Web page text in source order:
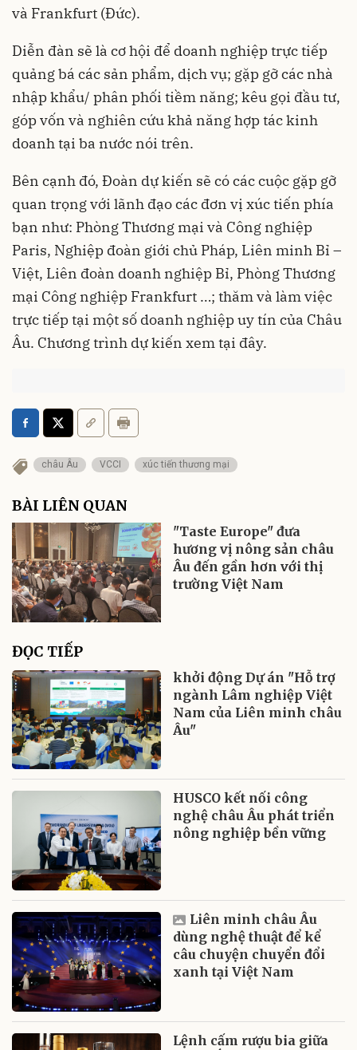
và Frankfurt (Đức).
Diễn đàn sẽ là cơ hội để doanh nghiệp trực tiếp
quảng bá các sản phẩm, dịch vụ; gặp gỡ các nhà
nhập khẩu/ phân phối tiềm năng; kêu gọi đầu tư,
góp vốn và nghiên cứu khả năng hợp tác kinh
doanh tại ba nước nói trên.
Bên cạnh đó, Đoàn dự kiến sẽ có các cuộc gặp gỡ
quan trọng với lãnh đạo các đơn vị xúc tiến phía
bạn như: Phòng Thương mại và Công nghiệp
Paris, Nghiệp đoàn giới chủ Pháp, Liên minh Bỉ –
Việt, Liên đoàn doanh nghiệp Bỉ, Phòng Thương
mại Công nghiệp Frankfurt …; thăm và làm việc
trực tiếp tại một số doanh nghiệp uy tín của Châu
Âu. Chương trình dự kiến xem tại đây.
châu Âu VCCI xúc tiến thương mại
BÀI LIÊN QUAN
"Taste Europe" đưa
hương vị nông sản châu
Âu đến gần hơn với thị
trường Việt Nam
ĐỌC TIẾP
khởi động Dự án "Hỗ trợ
ngành Lâm nghiệp Việt
Nam của Liên minh châu
Âu"
HUSCO kết nối công
nghệ châu Âu phát triển
nông nghiệp bền vững
Liên minh châu Âu
dùng nghệ thuật để kể
câu chuyện chuyển đổi
xanh tại Việt Nam
Lệnh cấm rượu bia giữa